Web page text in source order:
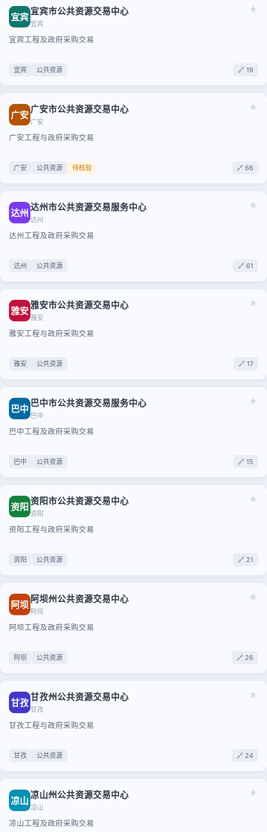
★
宜宾宜宾市公共资源交易中心
宜宾
宜宾工程及政府采购交易
宜宾 公共资源 🔗 19
★
广安 广安市公共资源交易中心
广安
广安工程与政府采购交易
广安 公共资源 待核验 🔗 66
★
达州 达州市公共资源交易服务中心
达州
达州工程及政府采购交易
达州 公共资源 🔗 61
★
雅安雅安市公共资源交易中心
雅安
雅安工程与政府采购交易
雅安 公共资源 🔗 17
★
巴中 巴中市公共资源交易服务中心
巴中
巴中工程及政府采购交易
巴中 公共资源 🔗 15
★
资阳 资阳市公共资源交易中心
资阳
资阳工程与政府采购交易
资阳 公共资源 🔗 21
★
阿坝 阿坝州公共资源交易中心
阿坝
阿坝工程及政府采购交易
阿坝 公共资源 🔗 26
★
甘孜甘孜州公共资源交易中心
甘孜
甘孜工程与政府采购交易
甘孜 公共资源 🔗 24
★
凉山 凉山州公共资源交易中心
凉山
凉山工程及政府采购交易